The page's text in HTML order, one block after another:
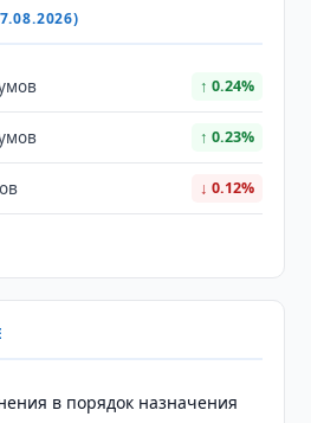
↑ 0.24%
↑ 0.23%
↓ 0.12%
в порядок назначения